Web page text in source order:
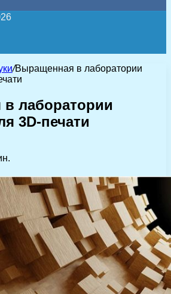
/Выращенная в лаборатории
лаборатории
3D-печати